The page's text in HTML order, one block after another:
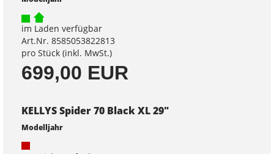
im Laden verfügbar
Art.Nr. 8585053822813
pro Stück (inkl. MwSt.)
699,00 EUR
KELLYS Spider 70 Black XL 29"
Modelljahr